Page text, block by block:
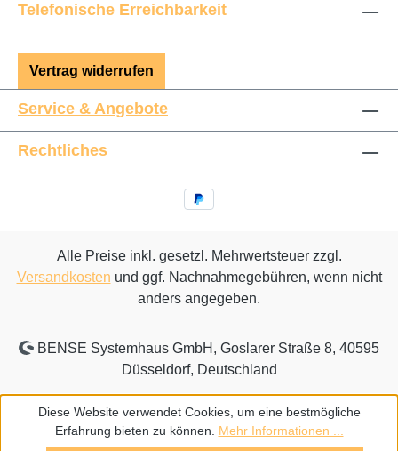
Telefonische Erreichbarkeit
Vertrag widerrufen
Service & Angebote
Rechtliches
Alle Preise inkl. gesetzl. Mehrwertsteuer zzgl.
Versandkosten und ggf. Nachnahmegebühren, wenn nicht
anders angegeben.
BENSE Systemhaus GmbH, Goslarer Straße 8, 40595
Düsseldorf, Deutschland
Diese Website verwendet Cookies, um eine bestmögliche
Erfahrung bieten zu können. Mehr Informationen ...